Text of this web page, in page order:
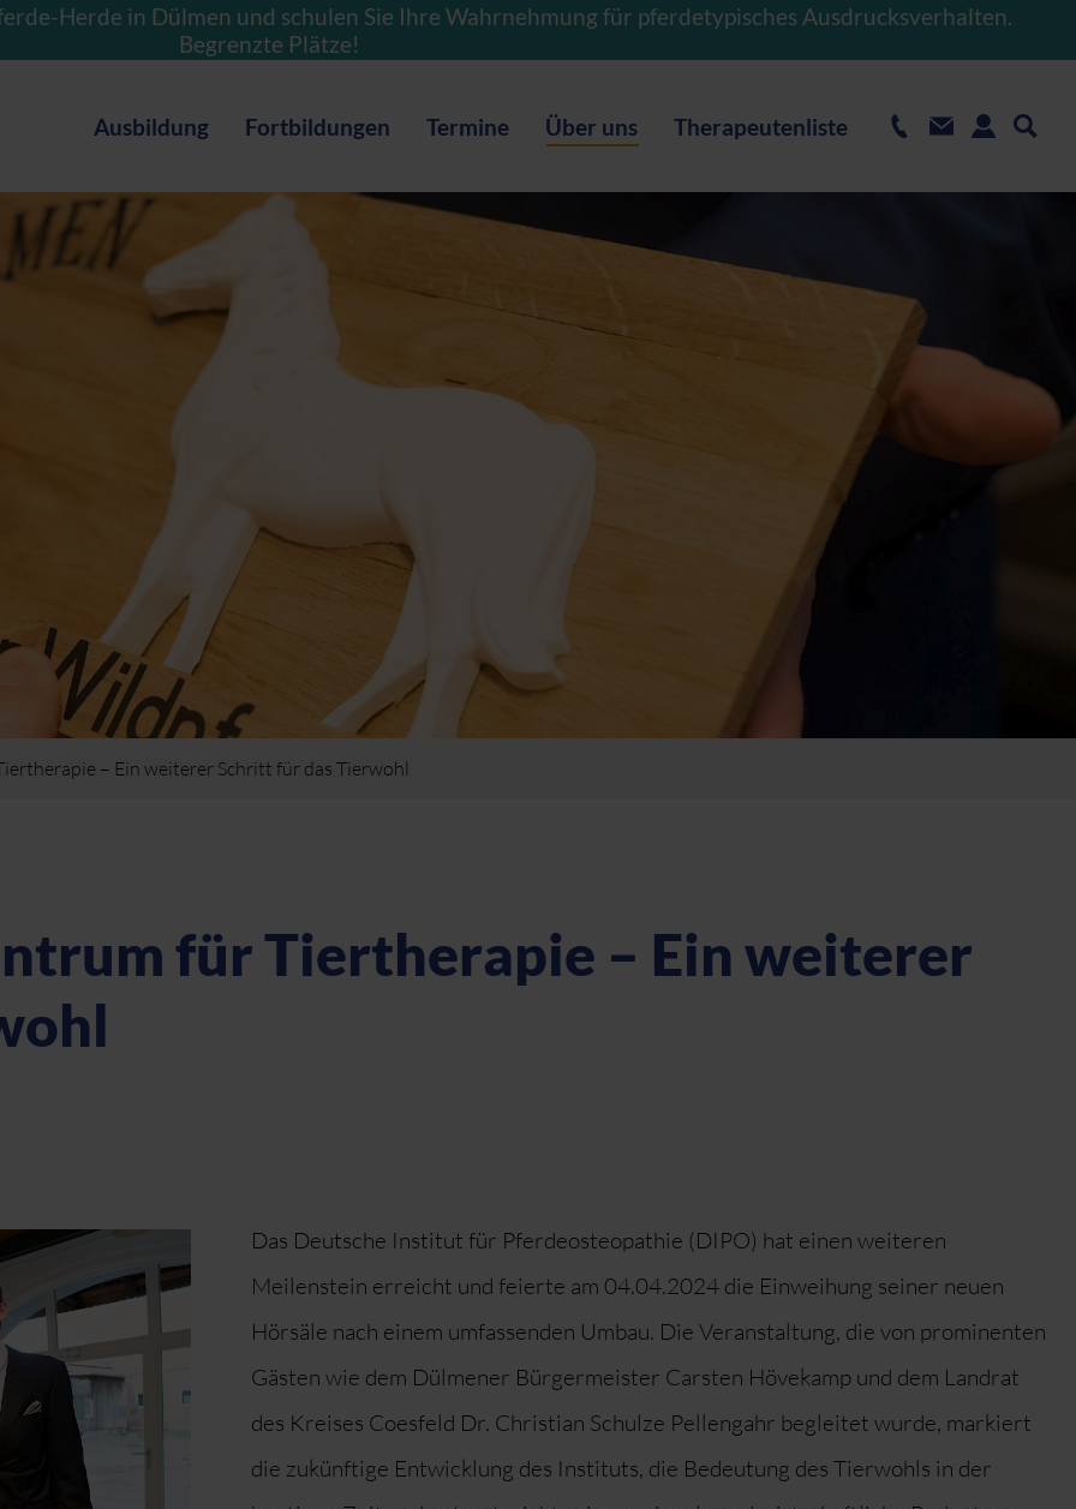
Herde in Dülmen und schulen Sie Ihre Wahrnehmung für pferdetypisches Ausdrucksverhalten.
Begrenzte Plätze!
Ausbildung Fortbildungen Termine Über uns Therapeutenliste
– Ein weiterer Schritt für das Tierwohl
für Tiertherapie – Ein weiterer
Das Deutsche Institut für Pferdeosteopathie (DIPO) hat einen weiteren
Meilenstein erreicht und feierte am 04.04.2024 die Einweihung seiner neuen
Hörsäle nach einem umfassenden Umbau. Die Veranstaltung, die von prominenten
Gästen wie dem Dülmener Bürgermeister Carsten Hövekamp und dem Landrat
des Kreises Coesfeld Dr. Christian Schulze Pellengahr begleitet wurde, markiert
die zukünftige Entwicklung des Instituts, die Bedeutung des Tierwohls in der